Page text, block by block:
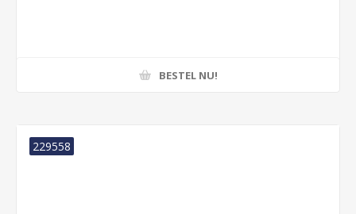
BESTEL NU!
229558